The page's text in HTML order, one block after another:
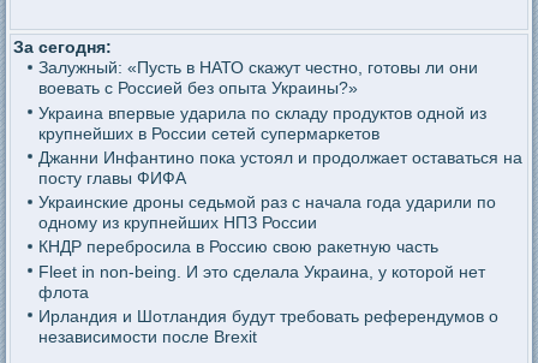
За сегодня:
Залужный: «Пусть в НАТО скажут честно, готовы ли они
воевать с Россией без опыта Украины?»
Украина впервые ударила по складу продуктов одной из
крупнейших в России сетей супермаркетов
Джанни Инфантино пока устоял и продолжает оставаться на
посту главы ФИФА
Украинские дроны седьмой раз с начала года ударили по
одному из крупнейших НПЗ России
КНДР перебросила в Россию свою ракетную часть
Fleet in non-being. И это сделала Украина, у которой нет
флота
Ирландия и Шотландия будут требовать референдумов о
независимости после Brexit